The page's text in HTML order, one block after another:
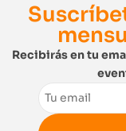
Recibirás en tu
Email